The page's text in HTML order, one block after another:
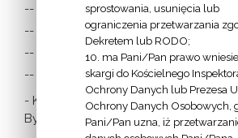
-- w Irlandii
-- we Francji
-- w Niemczech
-- w Szkocji
- Katolicka
Bydgoszcz
sprostowania, usunięcia lub
ograniczenia przetwarzania
Dekretem lub RODO;
10. ma Pani/Pan prawo
skargi do Kościelnego
Ochrony Danych lub Prezesa
Ochrony Danych Osobowych,
Pani/Pan uzna, iż